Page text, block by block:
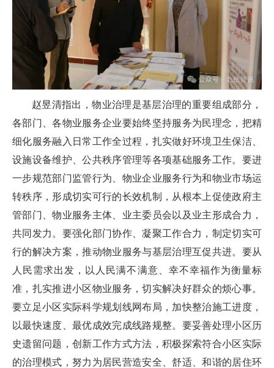
赵昱清指出，物业治理是基层治理的重要组成部分，
各部门、各物业服务企业要始终坚持服务为民理念，把精
细化服务融入日常工作全过程，扎实做好环境卫生保洁、
设施设备维护、公共秩序管理等各项基础服务工作。要进
一步规范部门监管行为、物业企业服务行为和物业市场运
转秩序，形成切实可行的长效机制，从根本上促使政府主
管部门、物业服务主体、业主委员会以及业主形成合力，
共同发力。要强化部门协作、凝聚工作合力，制定切实可
行的解决方案，推动物业服务与基层治理互促共进。要从
人民需求出发，以人民满不满意、幸不幸福作为衡量标
准，扎实推进小区物业服务，切实解决好群众的烦心事。
要立足小区实际科学规划线网布局，加快整治施工进度，
以最快速度、最优成效完成线路规整。要妥善处理小区历
史遗留问题，创新工作方式方法，积极探索符合小区实际
的治理模式，努力为居民营造安全、舒适、和谐的居住环